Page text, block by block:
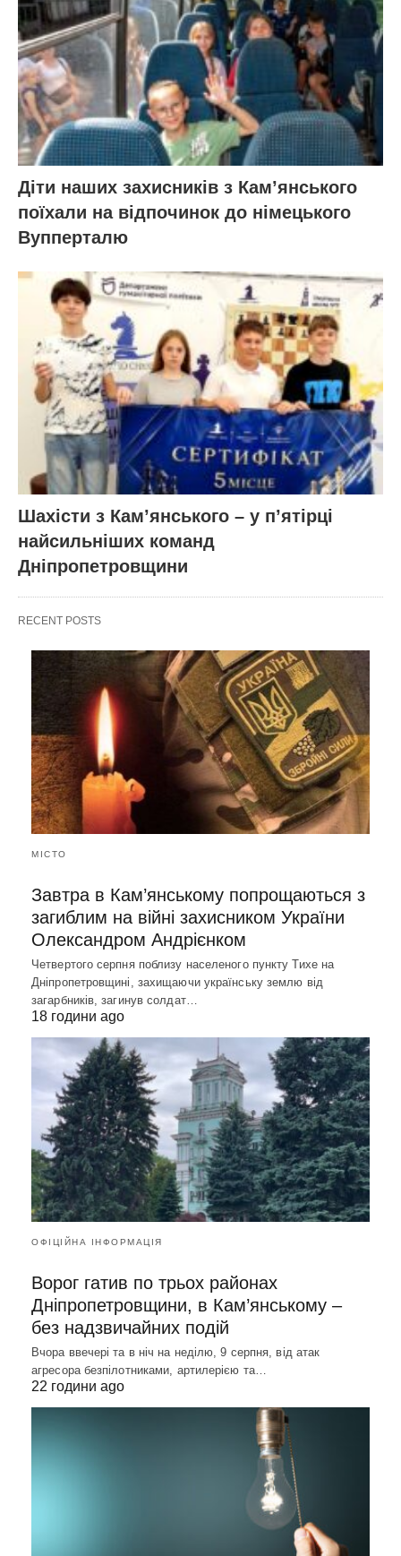
Діти наших захисників з Кам’янського
поїхали на відпочинок до німецького
Вупперталю
Шахісти з Кам’янського – у п’ятірці
найсильніших команд
Дніпропетровщини
RECENT POSTS
МІСТО
Завтра в Кам’янському попрощаються з
загиблим на війні захисником України
Олександром Андрієнком
Четвертого серпня поблизу населеного пункту Тихе на
Дніпропетровщині, захищаючи українську землю від
загарбників, загинув солдат…
18 години ago
ОФІЦІЙНА ІНФОРМАЦІЯ
Ворог гатив по трьох районах
Дніпропетровщини, в Кам’янському –
без надзвичайних подій
Вчора ввечері та в ніч на неділю, 9 серпня, від атак
агресора безпілотниками, артилерією та…
22 години ago